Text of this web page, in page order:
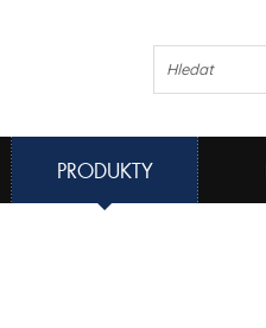
PRODUKTY